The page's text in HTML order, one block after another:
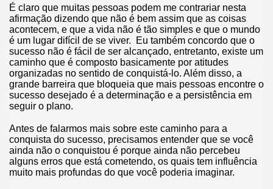
É claro que muitas pessoas podem me contrariar nesta
afirmação dizendo que não é bem assim que as coisas
acontecem, e que a vida não é tão simples e que o mundo
é um lugar difícil de se viver. Eu também concordo que o
sucesso não é fácil de ser alcançado, entretanto, existe um
caminho que é composto basicamente por atitudes
organizadas no sentido de conquistá-lo. Além disso, a
grande barreira que bloqueia que mais pessoas encontre o
sucesso desejado é a determinação e a persistência em
seguir o plano.
Antes de falarmos mais sobre este caminho para a
conquista do sucesso, precisamos entender que se você
ainda não o conquistou é porque ainda não percebeu
alguns erros que está cometendo, os quais tem influência
muito mais profundas do que você poderia imaginar.